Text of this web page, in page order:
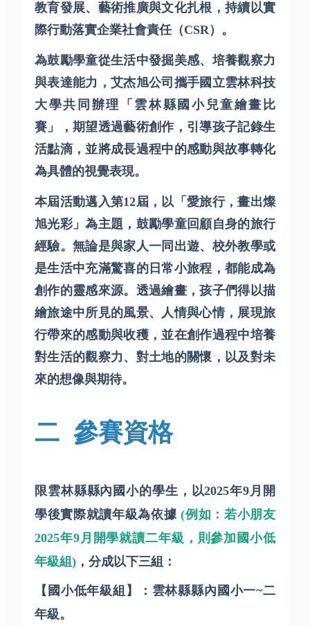
教育發展、藝術推廣與文化扎根，持續以實
際行動落實企業社會責任（CSR）。
為鼓勵學童從生活中發掘美感、培養觀察力
與表達能力，艾杰旭公司攜手國立雲林科技
大學共同辦理「雲林縣國小兒童繪畫比
賽」，期望透過藝術創作，引導孩子記錄生
活點滴，並將成長過程中的感動與故事轉化
為具體的視覺表現。
本屆活動邁入第12屆，以 「愛旅行，畫出燦
旭光彩」為主題，鼓勵學童回顧自身的旅行
經驗。無論是與家人一同出遊、校外教學或
是生活中充滿驚喜的日常小旅程，都能成為
創作的靈感來源。透過繪畫，孩子們得以描
繪旅途中所見的風景、人情與心情，展現旅
行帶來的感動與收穫，並在創作過程中培養
對生活的觀察力、對土地的關懷，以及對未
來的想像與期待。
二 參賽資格
限雲林縣縣內國小的學生，以2025年9月開
學後實際就讀年級為依據(例如：若小朋友
2025年9月開學就讀二年級，則參加國小低
年級組) ，分成以下三組：
【 國小低年級組 】：雲林縣縣內國小一~二
年級。